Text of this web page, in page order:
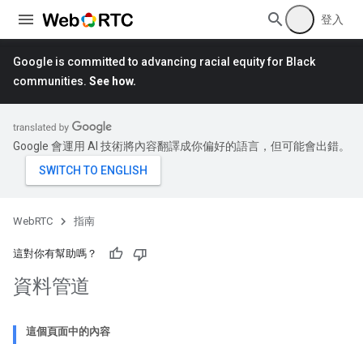
登入
Google is committed to advancing racial equity for Black
communities. See how.
Google 會運用 AI 技術將內容翻譯成你偏好的語言，但可能會出錯。
WebRTC 指南
這對你有幫助嗎？
資料管道
這個頁面中的內容